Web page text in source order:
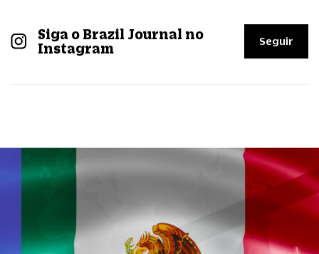
Siga o Brazil Journal no
Instagram
Seguir